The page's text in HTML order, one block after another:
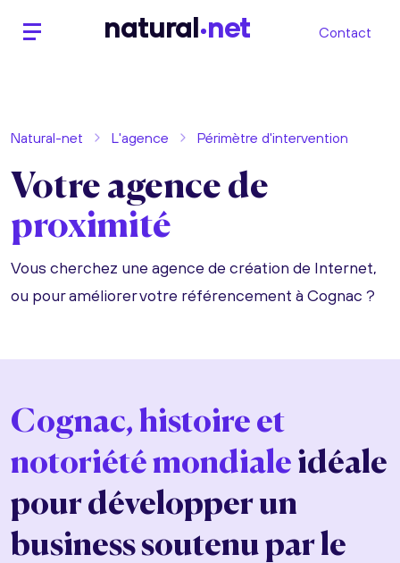
natural net Contact
Natural-net L'agence Périmètre d'intervention
Votre agence de
proximité
Vous cherchez une agence de création de Internet,
ou pour améliorer votre référencement à Cognac ?
Cognac, histoire et
notoriété mondiale idéale
pour développer un
business soutenu par le